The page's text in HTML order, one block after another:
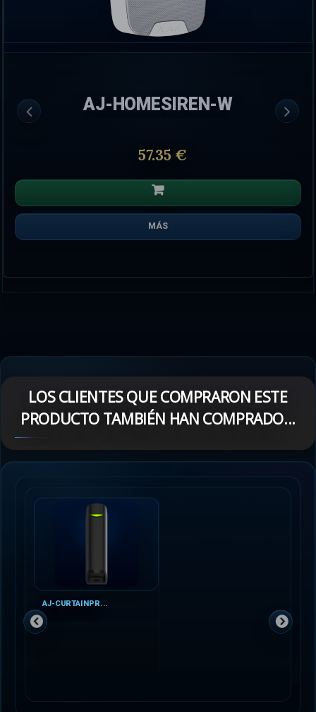
AJ-HOMESIREN-W
57.35 €
MÁS
LOS CLIENTES QUE COMPRARON ESTE
PRODUCTO TAMBIÉN HAN COMPRADO...
AJ-CURTAINPR...